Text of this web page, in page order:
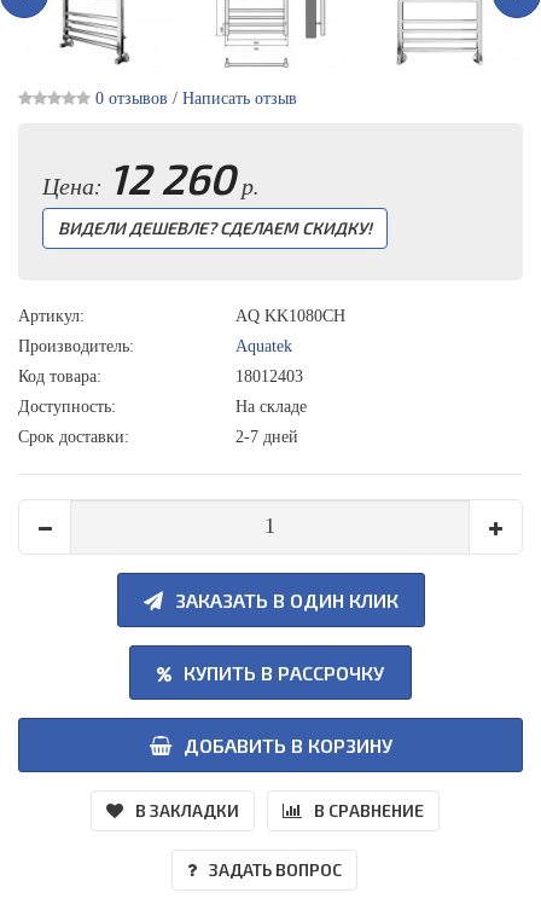
0 отзывов / Написать отзыв
Цена: 12 260р.
ВИДЕЛИ ДЕШЕВЛЕ? СДЕЛАЕМ СКИДКУ!
Артикул:
AQ KK1080CH
Производитель:
Aquatek
Код товара:
18012403
Доступность:
На складе
Срок доставки:
2-7 дней
ЗАКАЗАТЬ В ОДИН КЛИК
КУПИТЬ В РАССРОЧКУ
ДОБАВИТЬ В КОРЗИНУ
В ЗАКЛАДКИ В СРАВНЕНИЕ
ЗАДАТЬ ВОПРОС